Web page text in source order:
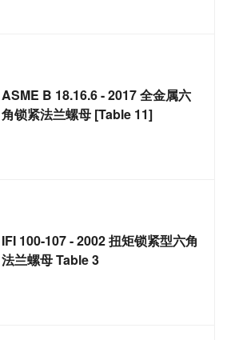
ASME B 18.16.6 - 2017 全金属六
角锁紧法兰螺母 [Table 11]
IFI 100-107 - 2002 扭矩锁紧型六角
法兰螺母 Table 3